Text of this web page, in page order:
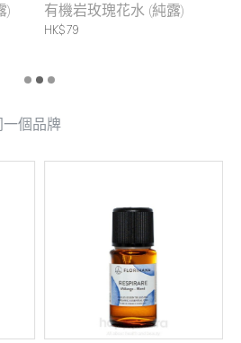
) 有機岩玫瑰花水 (純露)
HK$79
一個品牌